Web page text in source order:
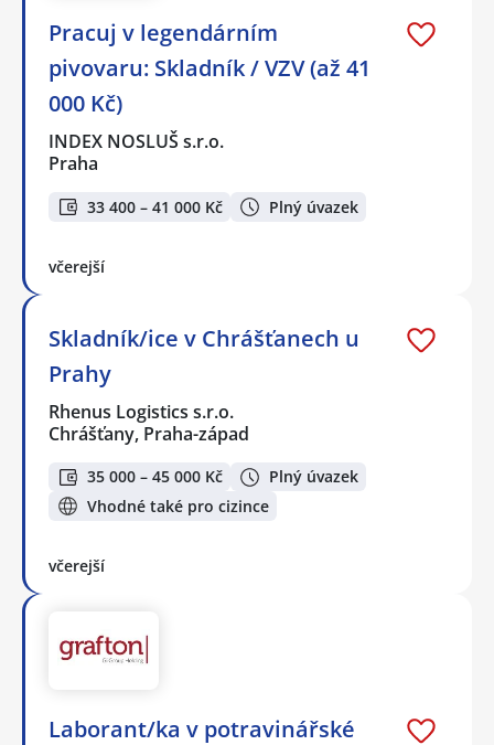
Pracuj v legendárním
pivovaru: Skladník / VZV (až 41
000 Kč)
INDEX NOSLUŠ s.r.o.
Praha
33 400 – 41 000 Kč Plný úvazek
včerejší
Skladník/ice v Chrášťanech u
Prahy
Rhenus Logistics s.r.o.
Chrášťany, Praha-západ
35 000 – 45 000 Kč
Plný úvazek
Vhodné také pro cizince
včerejší
Laborant/ka v potravinářské